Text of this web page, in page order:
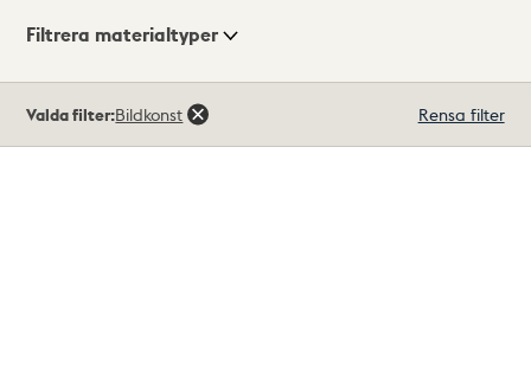
Visningsläge
Filtrera materialtyper
träffar
Valda filter:Bildkonst Rensa filter